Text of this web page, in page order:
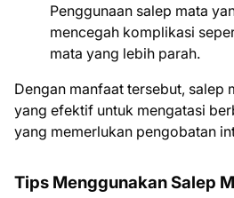
Penggunaan salep mata
mencegah komplikasi
mata yang lebih parah.
Dengan manfaat tersebut, salep
yang efektif untuk mengatasi
yang memerlukan pengobatan
Tips Menggunakan Salep